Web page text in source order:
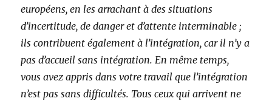
européens, en les arrachant à des situations
d’incertitude, de danger et d’attente interminable ;
ils contribuent également à l’intégration, car il n’y a
pas d’accueil sans intégration. En même temps,
vous avez appris dans votre travail que l’intégration
n’est pas sans difficultés. Tous ceux qui arrivent ne